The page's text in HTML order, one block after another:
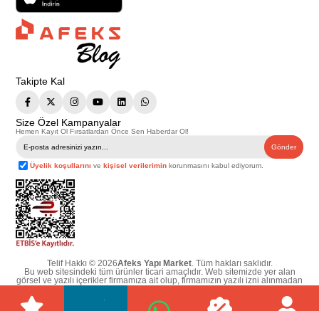
Takipte Kal
Size Özel Kampanyalar
Hemen Kayıt Ol Fırsatlardan Önce Sen Haberdar Ol!
Gönder
Üyelik koşullarını vekişisel verilerimin korunmasını kabul ediyorum.
Telif Hakkı © 2026Afeks Yapı Market. Tüm hakları saklıdır.
Bu web sitesindeki tüm ürünler ticari amaçlıdır. Web sitemizde yer alan
görsel ve yazılı içerikler firmamıza ait olup, firmamızın yazılı izni alınmadan
hiçbir yazılı/görsel içerik, logo, kopyalanamaz, kaynak gösterilemez ve
başka yerlerde kullanılamaz. İçeriklerin izin alınmadan kopyalanması ve
kullanılması 5846 sayılı Fikir ve Sanat Eserleri Yasasına göre suçtur.